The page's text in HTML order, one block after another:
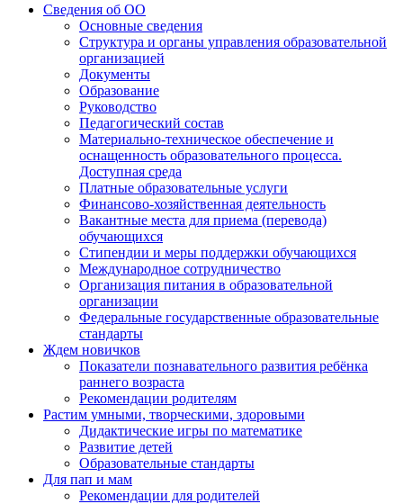
Сведения об ОО
Основные сведения
Структура и органы управления образовательной
организацией
Документы
Образование
Руководство
Педагогический состав
Материально-техническое обеспечение и
оснащенность образовательного процесса.
Доступная среда
Платные образовательные услуги
Финансово-хозяйственная деятельность
Вакантные места для приема (перевода)
обучающихся
Стипендии и меры поддержки обучающихся
Международное сотрудничество
Организация питания в образовательной
организации
Федеральные государственные образовательные
стандарты
Ждем новичков
Показатели познавательного развития ребёнка
раннего возраста
Рекомендации родителям
Растим умными, творческими, здоровыми
Дидактические игры по математике
Развитие детей
Образовательные стандарты
Для пап и мам
Рекомендации для родителей